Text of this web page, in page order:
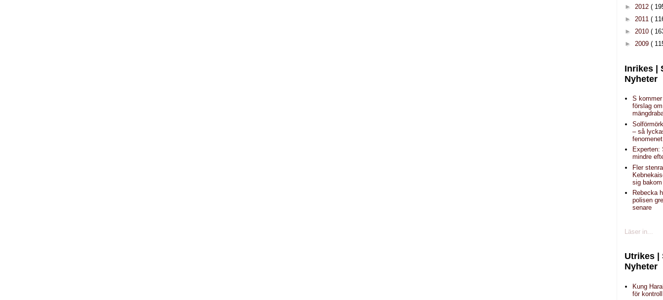
► 2012 (
► 2011 (
► 2010 (
► 2009 (
Inrikes |
Nyheter
S
förslag
– så
fenomenet
Experten:
mindre
Fler
sig bakom
Rebecka
polisen
senare
Läser in...
Utrikes |
Nyheter
Kung
för kontroll